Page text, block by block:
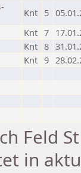
Knt 5
Knt 7
Knt 8
Knt 9
Feld
in